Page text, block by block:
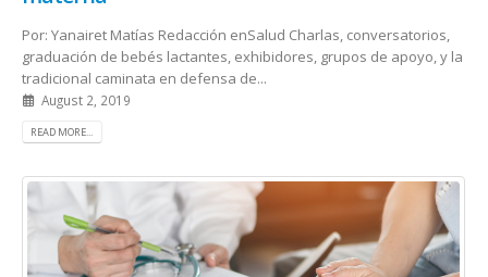
Por: Yanairet Matías Redacción enSalud Charlas, conversatorios,
graduación de bebés lactantes, exhibidores, grupos de apoyo, y la
tradicional caminata en defensa de...
August 2, 2019
READ MORE...